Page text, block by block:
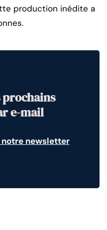
production inédite a
prochains
e-mail
newsletter